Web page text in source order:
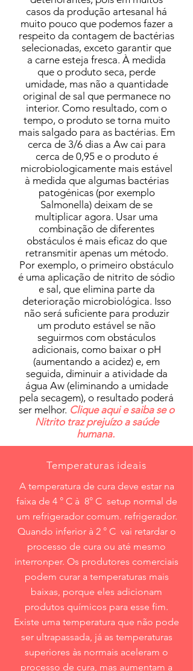
casos da produção artesanal há
muito pouco que podemos fazer a
respeito da contagem de bactérias
selecionadas, exceto garantir que
a carne esteja fresca. À medida
que o produto seca, perde
umidade, mas não a quantidade
original de sal que permanece no
interior. Como resultado, com o
tempo, o produto se torna muito
mais salgado para as bactérias. Em
cerca de 3/6 dias a Aw cai para
cerca de 0,95 e o produto é
microbiologicamente mais estável
à medida que algumas bactérias
patogénicas (por exemplo
Salmonella) deixam de se
multiplicar agora. Usar uma
combinação de diferentes
obstáculos é mais eficaz do que
retransmitir apenas um método.
Por exemplo, o primeiro obstáculo
é uma aplicação de nitrito de sódio
e sal, que elimina parte da
deterioração microbiológica. Isso
não será suficiente para produzir
um produto estável se não
seguirmos com obstáculos
adicionais, como baixar o pH
(aumentando a acidez) e, em
seguida, diminuir a atividade da
água Aw (eliminando a umidade
pela secagem), o resultado poderá
ser melhor. Clique aqui e saiba se o
Nitrito traz prejuízo a saúde
humana.
Temperaturas ideais
A temperatura de cura deve estar na
faixa de 4 ° C à 8° C setup normal de
um refrigerador comum. refrigerador.
Quando inferior à 2 ° C vai retardar o
processo de cura ou até mesmo
interronper. Os produtores comerciais
podem curar a temperaturas mais
baixas, porque eles adicionam
produtos químicos para esse fim.
Existe uma temperatura que não pode
ser ultrapassada, já as temperaturas
superiores às normais aceleram o
processo de cura, mas aumentam a